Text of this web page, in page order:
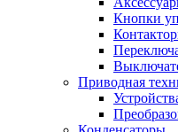
Кнопки
Приводная